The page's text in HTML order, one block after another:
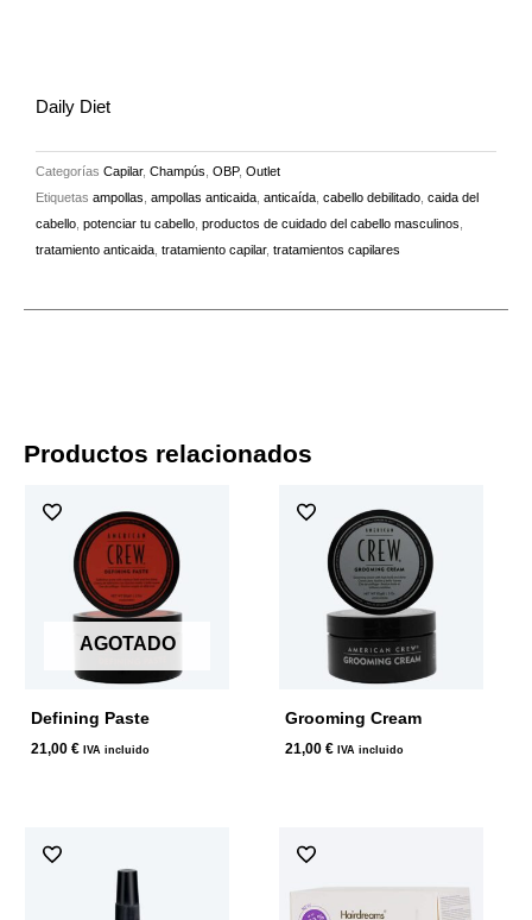
Daily Diet
Categorías Capilar, Champús OBP, Outlet
Etiquetas ampollas ampollas anticaida anticaída cabello debilitado caida del
cabello potenciar tu cabello productos de cuidado del cabello masculinos
tratamiento anticaida tratamiento capilar, tratamientos capilares
Productos relacionados
AGOTADO
Defining Paste
21,00 € IVA incluido
Grooming Cream
21,00 € IVA incluido